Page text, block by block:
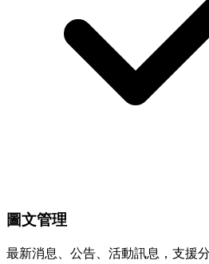
圖文管理
最新消息、公告、活動訊息，支援